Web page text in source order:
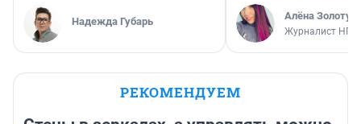
Надежда Губарь Алёна
Журналист НГС
РЕКОМЕНДУЕМ